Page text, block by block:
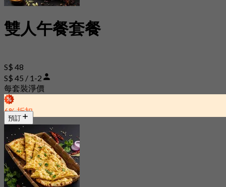
雙人午餐套餐
S$ 48
S$ 45 / 1-2
每套裝淨價
6% 折扣
預訂